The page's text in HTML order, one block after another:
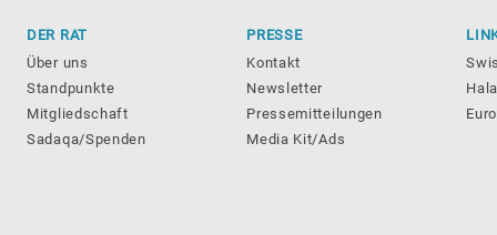
DER RAT
Über uns
Standpunkte
Mitgliedschaft
Sadaqa/Spenden
PRESSE
Kontakt
Newsletter
Pressemitteilungen
Media Kit/Ads